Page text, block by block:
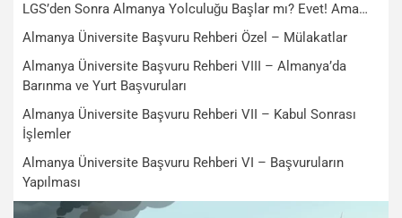
LGS’den Sonra Almanya Yolculuğu Başlar mı? Evet! Ama…
Almanya Üniversite Başvuru Rehberi Özel – Mülakatlar
Almanya Üniversite Başvuru Rehberi VIII – Almanya’da
Barınma ve Yurt Başvuruları
Almanya Üniversite Başvuru Rehberi VII – Kabul Sonrası
İşlemler
Almanya Üniversite Başvuru Rehberi VI – Başvuruların
Yapılması